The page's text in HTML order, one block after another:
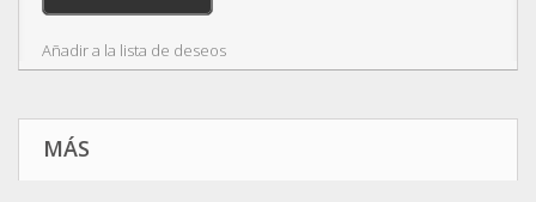
Añadir a la lista de deseos
MÁS